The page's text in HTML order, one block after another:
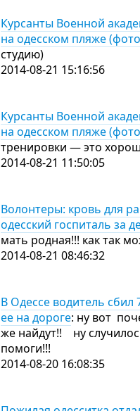
Курсанты Военной
на одесском пляже
студию)
2014-08-21 15:16:56
Курсанты Военной
на одесском пляже
тренировки — это
2014-08-21 11:50:05
Волонтеры: кровь для
одесский госпиталь за
мать родная!!! как так
2014-08-21 08:46:32
В Одессе водитель
ее на дороге: ну вот
же найдут!! ну
помоги!!!
2014-08-20 16:08:35